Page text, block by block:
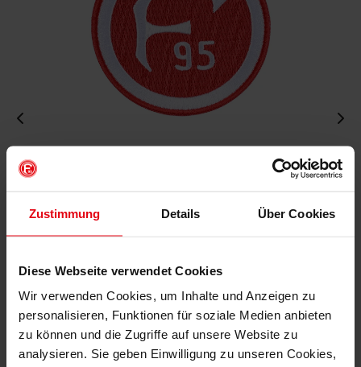
Zustimmung Details Über Cookies
Diese Webseite verwendet Cookies
Wir verwenden Cookies, um Inhalte und Anzeigen zu
personalisieren, Funktionen für soziale Medien anbieten
zu können und die Zugriffe auf unsere Website zu
analysieren. Sie geben Einwilligung zu unseren Cookies,
IN DEN WARENKORB